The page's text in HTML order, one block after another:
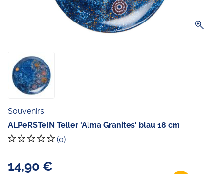
zoom_in
Souvenirs
ALPeRSTeIN Teller 'Alma Granites' blau 18 cm
(0)
14,90 €